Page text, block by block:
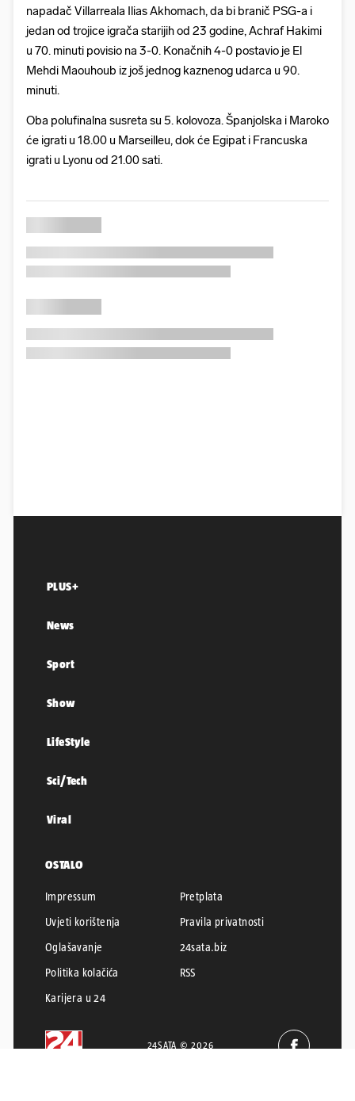
napadač Villarreala Ilias Akhomach, da bi branič PSG-a i
jedan od trojice igrača starijih od 23 godine, Achraf Hakimi
u 70. minuti povisio na 3-0. Konačnih 4-0 postavio je El
Mehdi Maouhoub iz još jednog kaznenog udarca u 90.
minuti.
Oba polufinalna susreta su 5. kolovoza. Španjolska i Maroko
će igrati u 18.00 u Marseilleu, dok će Egipat i Francuska
igrati u Lyonu od 21.00 sati.
PLUS+
News
Sport
Show
LifeStyle
Sci/Tech
Viral
OSTALO
Impressum
Pretplata
Uvjeti korištenja
Pravila privatnosti
Oglašavanje
24sata.biz
Politika kolačića
RSS
Karijera u 24
24SATA © 2026